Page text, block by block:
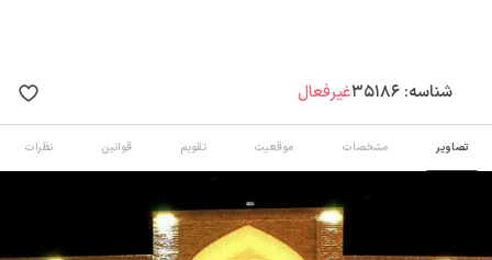
شناسه: 35186غیرفعال
تصاویر مشخصات موقعیت تقویم قوانین نظرات